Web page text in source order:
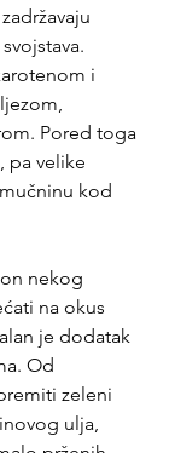
i
Pored toga
pa velike
kod
nekog
na okus
je dodatak
Od
zeleni
ulja,